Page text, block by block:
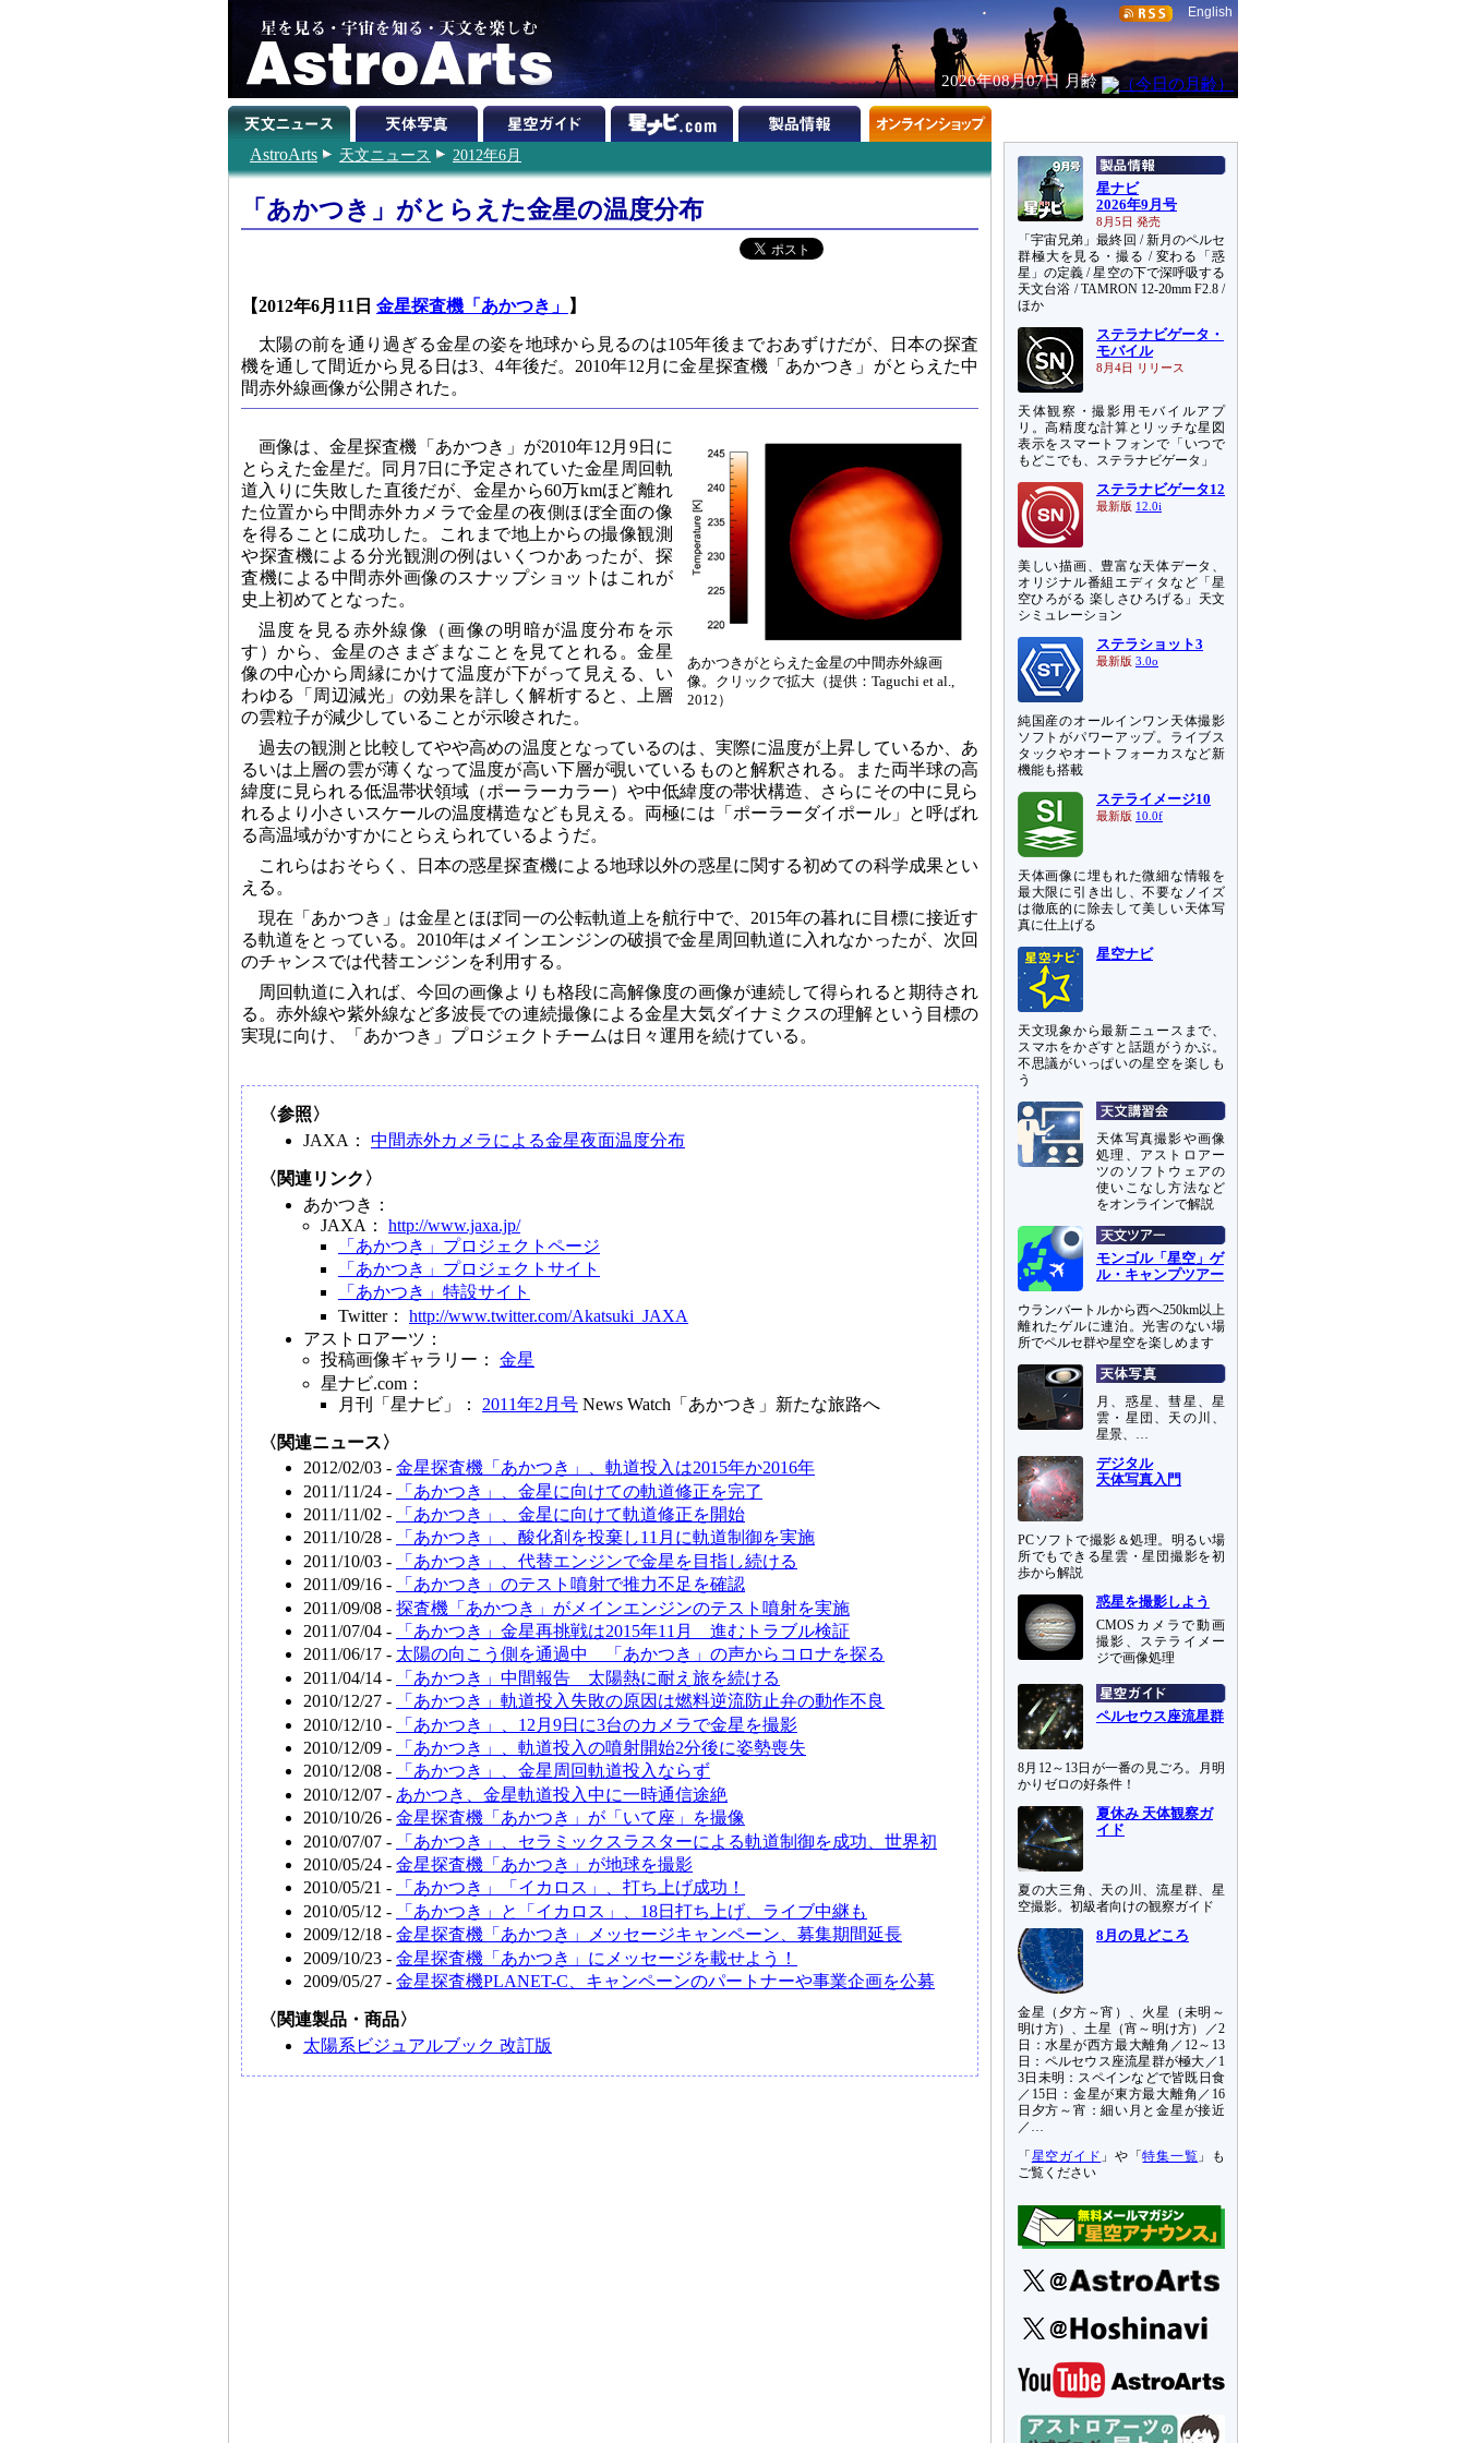
English
2026年08月07日 月齢
AstroArts 天文ニュース 2012年6月
「あかつき」がとらえた金星の温度分布
【2012年6月11日 金星探査機「あかつき」 】
太陽の前を通り過ぎる金星の姿を地球から見るのは105年後までおあずけだが、日本の探査
機を通して間近から見る日は3、4年後だ。2010年12月に金星探査機「あかつき」がとらえた中
間赤外線画像が公開された。
あかつきがとらえた金星の中間赤外線画
像。クリックで拡大（提供：Taguchi et al.,
2012）
画像は、金星探査機「あかつき」が2010年12月9日に
とらえた金星だ。同月7日に予定されていた金星周回軌
道入りに失敗した直後だが、金星から60万kmほど離れ
た位置から中間赤外カメラで金星の夜側ほぼ全面の像
を得ることに成功した。これまで地上からの撮像観測
や探査機による分光観測の例はいくつかあったが、探
査機による中間赤外画像のスナップショットはこれが
史上初めてとなった。
温度を見る赤外線像（画像の明暗が温度分布を示
す）から、金星のさまざまなことを見てとれる。金星
像の中心から周縁にかけて温度が下がって見える、い
わゆる「周辺減光」の効果を詳しく解析すると、上層
の雲粒子が減少していることが示唆された。
過去の観測と比較してやや高めの温度となっているのは、実際に温度が上昇しているか、あ
るいは上層の雲が薄くなって温度が高い下層が覗いているものと解釈される。また両半球の高
緯度に見られる低温帯状領域（ポーラーカラー）や中低緯度の帯状構造、さらにその中に見ら
れるより小さいスケールの温度構造なども見える。両極には「ポーラーダイポール」と呼ばれ
る高温域がかすかにとらえられているようだ。
これらはおそらく、日本の惑星探査機による地球以外の惑星に関する初めての科学成果とい
える。
現在「あかつき」は金星とほぼ同一の公転軌道上を航行中で、2015年の暮れに目標に接近す
る軌道をとっている。2010年はメインエンジンの破損で金星周回軌道に入れなかったが、次回
のチャンスでは代替エンジンを利用する。
周回軌道に入れば、今回の画像よりも格段に高解像度の画像が連続して得られると期待され
る。赤外線や紫外線など多波長での連続撮像による金星大気ダイナミクスの理解という目標の
実現に向け、「あかつき」プロジェクトチームは日々運用を続けている。
〈参照〉
JAXA： 中間赤外カメラによる金星夜面温度分布
〈関連リンク〉
あかつき：
JAXA： http://www.jaxa.jp/
「あかつき」プロジェクトページ
「あかつき」プロジェクトサイト
「あかつき」特設サイト
Twitter： http://www.twitter.com/Akatsuki_JAXA
アストロアーツ：
投稿画像ギャラリー： 金星
星ナビ.com：
月刊「星ナビ」： 2011年2月号 News Watch「あかつき」新たな旅路へ
〈関連ニュース〉
2012/02/03 - 金星探査機「あかつき」、軌道投入は2015年か2016年
2011/11/24 -
「あかつき」、金星に向けての軌道修正を完了
2011/11/02 -
「あかつき」、金星に向けて軌道修正を開始
2011/10/28 -
「あかつき」、酸化剤を投棄し11月に軌道制御を実施
2011/10/03 -
「あかつき」、代替エンジンで金星を目指し続ける
2011/09/16 -
「あかつき」のテスト噴射で推力不足を確認
2011/09/08 - 探査機「あかつき」がメインエンジンのテスト噴射を実施
2011/07/04 -
「あかつき」金星再挑戦は2015年11月 進むトラブル検証
2011/06/17 - 太陽の向こう側を通過中 「あかつき」の声からコロナを探る
2011/04/14 -
「あかつき」中間報告 太陽熱に耐え旅を続ける
2010/12/27 -
「あかつき」軌道投入失敗の原因は燃料逆流防止弁の動作不良
2010/12/10 -
「あかつき」、12月9日に3台のカメラで金星を撮影
2010/12/09 -
「あかつき」、軌道投入の噴射開始2分後に姿勢喪失
2010/12/08 -
「あかつき」、金星周回軌道投入ならず
2010/12/07 - あかつき、金星軌道投入中に一時通信途絶
2010/10/26 - 金星探査機「あかつき」が「いて座」を撮像
2010/07/07 -
「あかつき」、セラミックスラスターによる軌道制御を成功、世界初
2010/05/24 - 金星探査機「あかつき」が地球を撮影
2010/05/21 -
「あかつき」「イカロス」、打ち上げ成功！
2010/05/12 -
「あかつき」と「イカロス」、18日打ち上げ、ライブ中継も
2009/12/18 - 金星探査機「あかつき」メッセージキャンペーン、募集期間延長
2009/10/23 - 金星探査機「あかつき」にメッセージを載せよう！
2009/05/27 - 金星探査機PLANET-C、キャンペーンのパートナーや事業企画を公募
〈関連製品・商品〉
太陽系ビジュアルブック 改訂版
星ナビ
2026年9月号
8月5日 発売
「宇宙兄弟」最終回 / 新月のペルセ
群極大を見る・撮る / 変わる「惑
星」の定義 / 星空の下で深呼吸する
天文台浴 / TAMRON 12-20mm F2.8 /
ほか
ステラナビゲータ・
モバイル
8月4日 リリース
天体観察・撮影用モバイルアプ
リ。高精度な計算とリッチな星図
表示をスマートフォンで「いつで
もどこでも、ステラナビゲータ」
ステラナビゲータ12
最新版 12.0i
美しい描画、豊富な天体データ、
オリジナル番組エディタなど「星
空ひろがる 楽しさひろげる」天文
シミュレーション
ステラショット3
最新版 3.0o
純国産のオールインワン天体撮影
ソフトがパワーアップ。ライブス
タックやオートフォーカスなど新
機能も搭載
ステライメージ10
最新版 10.0f
天体画像に埋もれた微細な情報を
最大限に引き出し、不要なノイズ
は徹底的に除去して美しい天体写
真に仕上げる
星空ナビ
天文現象から最新ニュースまで、
スマホをかざすと話題がうかぶ。
不思議がいっぱいの星空を楽しも
う
天体写真撮影や画像
処理、アストロアー
ツのソフトウェアの
使いこなし方法など
をオンラインで解説
モンゴル「星空」ゲ
ル・キャンプツアー
ウランバートルから西へ250km以上
離れたゲルに連泊。光害のない場
所でペルセ群や星空を楽しめます
月、惑星、彗星、星
雲・星団、天の川、
星景、…
デジタル
天体写真入門
PCソフトで撮影＆処理。明るい場
所でもできる星雲・星団撮影を初
歩から解説
惑星を撮影しよう
CMOSカメラで動画
撮影、ステライメー
ジで画像処理
ペルセウス座流星群
8月12～13日が一番の見ごろ。月明
かりゼロの好条件！
夏休み 天体観察ガ
イド
夏の大三角、天の川、流星群、星
空撮影。初級者向けの観察ガイド
8月の見どころ
金星（夕方～宵）、火星（未明～
明け方）、土星（宵～明け方）／2
日：水星が西方最大離角／12～13
日：ペルセウス座流星群が極大／1
3日未明：スペインなどで皆既日食
／15日：金星が東方最大離角／16
日夕方～宵：細い月と金星が接近
／…
「 星空ガイド 」や「特集一覧 」も
ご覧ください